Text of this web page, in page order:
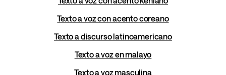
Texto a voz con acento coreano
Texto a discurso latinoamericano
Texto a voz en malayo
Texto a voz masculina